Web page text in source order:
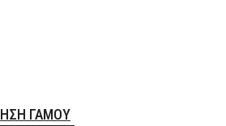
ΓΆΜΟΥ